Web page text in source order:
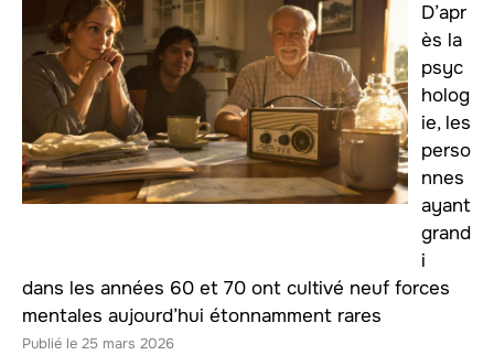
D’apr
ès la
psyc
holog
ie, les
perso
nnes
ayant
grand
i
dans les années 60 et 70 ont cultivé neuf forces
mentales aujourd’hui étonnamment rares
25 mars 2026